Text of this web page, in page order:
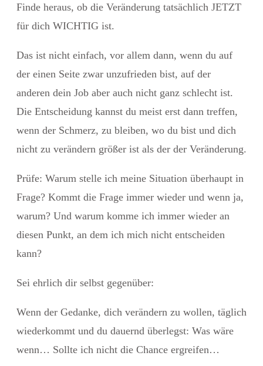
Finde heraus, ob die Veränderung tatsächlich JETZT
für dich WICHTIG ist.
Das ist nicht einfach, vor allem dann, wenn du auf
der einen Seite zwar unzufrieden bist, auf der
anderen dein Job aber auch nicht ganz schlecht ist.
Die Entscheidung kannst du meist erst dann treffen,
wenn der Schmerz, zu bleiben, wo du bist und dich
nicht zu verändern größer ist als der der Veränderung.
Prüfe: Warum stelle ich meine Situation überhaupt in
Frage? Kommt die Frage immer wieder und wenn ja,
warum? Und warum komme ich immer wieder an
diesen Punkt, an dem ich mich nicht entscheiden
kann?
Sei ehrlich dir selbst gegenüber:
Wenn der Gedanke, dich verändern zu wollen, täglich
wiederkommt und du dauernd überlegst: Was wäre
wenn… Sollte ich nicht die Chance ergreifen…